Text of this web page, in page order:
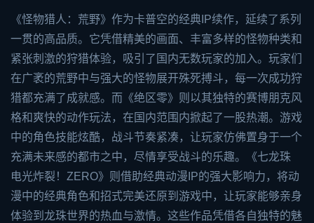
《怪物猎人：荒野》作为卡普空的经典IP续作，延续了系列
一贯的高品质。它凭借精美的画面、丰富多样的怪物种类和
紧张刺激的狩猎体验，吸引了国内无数玩家的加入。玩家们
在广袤的荒野中与强大的怪物展开殊死搏斗，每一次成功狩
猎都充满了成就感。而《绝区零》则以其独特的赛博朋克风
格和爽快的动作玩法，在国内范围内掀起了一股热潮。游戏
中的角色技能炫酷，战斗节奏紧凑，让玩家仿佛置身于一个
充满未来感的都市之中，尽情享受战斗的乐趣。《七龙珠
电光炸裂！ZERO》则借助经典动漫IP的强大影响力，将动
漫中的经典角色和招式完美还原到游戏中，让玩家能够亲身
体验到龙珠世界的热血与激情。这些作品凭借各自独特的魅